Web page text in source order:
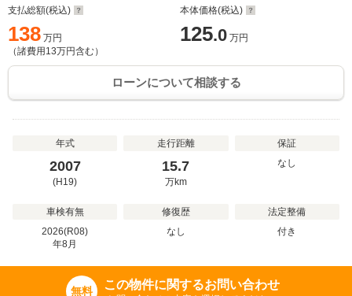
支払総額(税込)
138 万円
（諸費用 13万円含む）
本体価格(税込)
125.0 万円
ローンについて相談する
年式
2007
(H19)
走行距離
15.7
万km
保証
なし
車検有無
2026(R08)
年8月
修復歴
なし
法定整備
付き
無料 この物件に関するお問い合わせ